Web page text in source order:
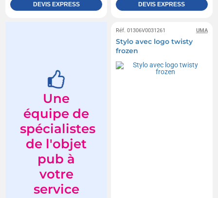
DEVIS EXPRESS DEVIS EXPRESS
Une
équipe de
spécialistes
de l'objet
pub à
votre
service
UMA
Réf. 01306V0031261
Stylo avec logo twisty
frozen